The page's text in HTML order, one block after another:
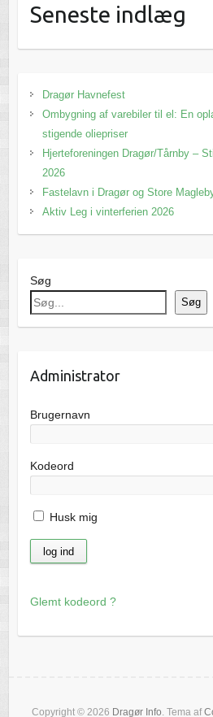
Seneste indlæg
Dragør Havnefest
Ombygning af varebiler til el: En
stigende oliepriser
Hjerteforeningen Dragør/Tårnby –
2026
Fastelavn i Dragør og Store
Aktiv Leg i vinterferien 2026
Søg
Søg
Administrator
Brugernavn
Kodeord
Husk mig
Glemt kodeord ?
Copyright © 2026 Dragør Info. Tema af